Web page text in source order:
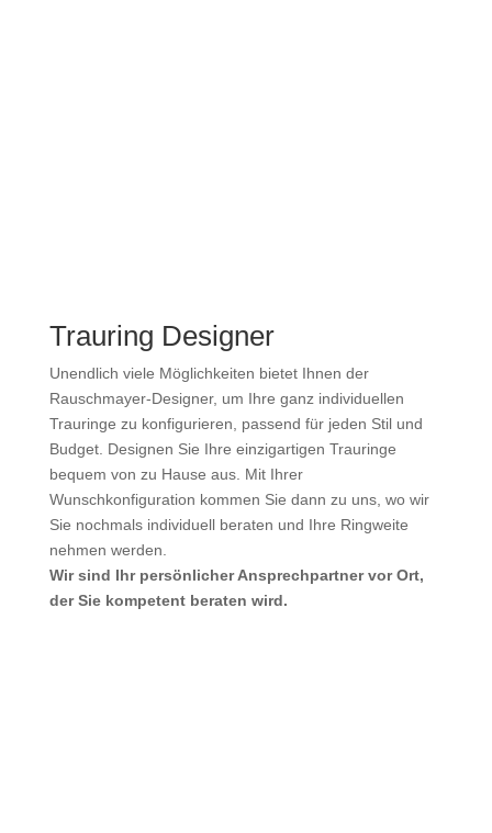
Trauring Designer
Unendlich viele Möglichkeiten bietet Ihnen der
Rauschmayer-Designer, um Ihre ganz individuellen
Trauringe zu konfigurieren, passend für jeden Stil und
Budget. Designen Sie Ihre einzigartigen Trauringe
bequem von zu Hause aus. Mit Ihrer
Wunschkonfiguration kommen Sie dann zu uns, wo wir
Sie nochmals individuell beraten und Ihre Ringweite
nehmen werden.
Wir sind Ihr persönlicher Ansprechpartner vor Ort,
der Sie kompetent beraten wird.